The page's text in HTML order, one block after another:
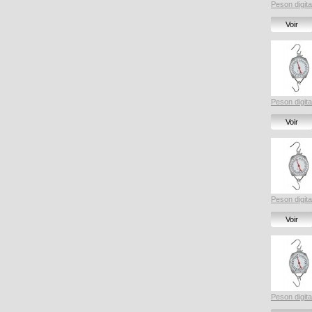
Peson
Voir
Peson
Voir
Peson
Voir
Peson